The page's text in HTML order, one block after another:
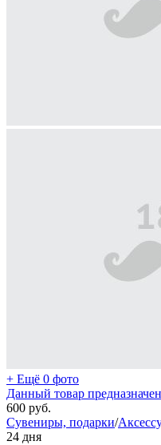
+ Ещё 0 фото
Данный товар
600 руб.
Сувениры, подарки/
24 дня